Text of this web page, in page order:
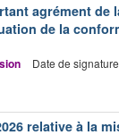
agrément de
de la
Date de
relative à la